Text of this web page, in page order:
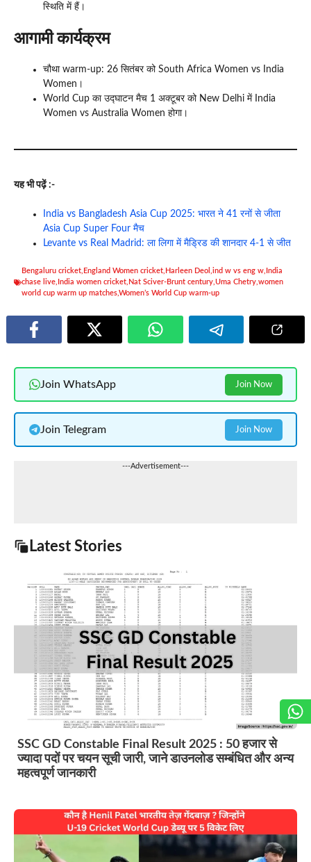
स्थिति में हैं।
आगामी कार्यक्रम
चौथा warm-up: 26 सितंबर को South Africa Women vs India
Women।
World Cup का उद्घाटन मैच 1 अक्टूबर को New Delhi में India
Women vs Australia Women होगा।
यह भी पढ़ें :-
India vs Bangladesh Asia Cup 2025: भारत ने 41 रनों से जीता
Asia Cup Super Four मैच
Levante vs Real Madrid: ला लिगा में मैड्रिड की शानदार 4-1 से जीत
Bengaluru cricket England Women cricket Harleen Deol ind w vs eng w India
chase live India women cricket Nat Sciver-Brunt century Uma Chetry women
world cup warm up matchesWomen’s World Cup warm-up
Join WhatsApp Join Now
Join Telegram Join Now
---Advertisement---
Latest Stories
SSC GD Constable Final Result 2025 : 50 हजार से
ज्यादा पदों पर चयन सूची जारी, जाने डाउनलोड सम्बंधित और अन्य
महत्वपूर्ण जानकारी